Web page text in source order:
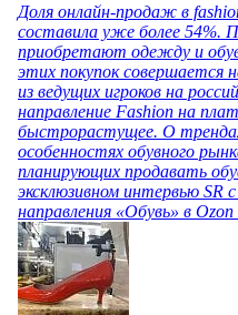
Доля онлайн-продаж в
составила уже более 54%.
приобретают одежду и
этих покупок совершается
из ведущих игроков на
направление Fashion на
быстрорастущее. О
особенностях обувного
планирующих продавать
эксклюзивном интервью SR
направления «Обувь» в